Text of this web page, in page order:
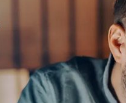
Google Cloud
Dedalus Argos